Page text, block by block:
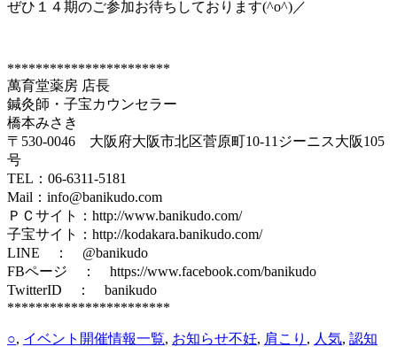
ぜひ１４期のご参加お待ちしております(^o^)／
***********************
萬育堂薬房 店長
鍼灸師・子宝カウンセラー
橋本みさき
〒530-0046 大阪府大阪市北区菅原町10-11ジーニス大阪105
号
TEL：06-6311-5181
Mail：info@banikudo.com
ＰＣサイト：http://www.banikudo.com/
子宝サイト：http://kodakara.banikudo.com/
LINE ： @banikudo
FBページ ： https://www.facebook.com/banikudo
TwitterID ： banikudo
***********************
カ
○, イベント開催情報一覧, お知らせタ
不妊, 肩こり , 人気, 認知